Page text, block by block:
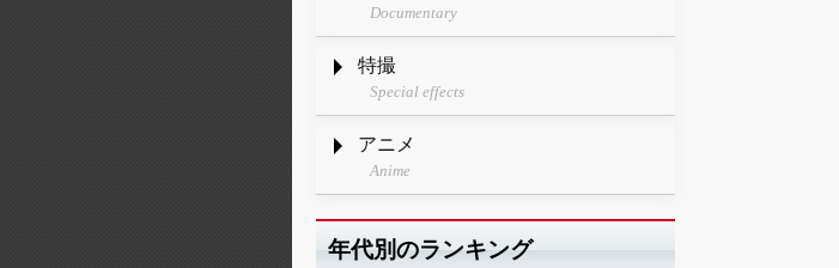
Documentary
特撮
Special effects
アニメ
Anime
年代別のランキング